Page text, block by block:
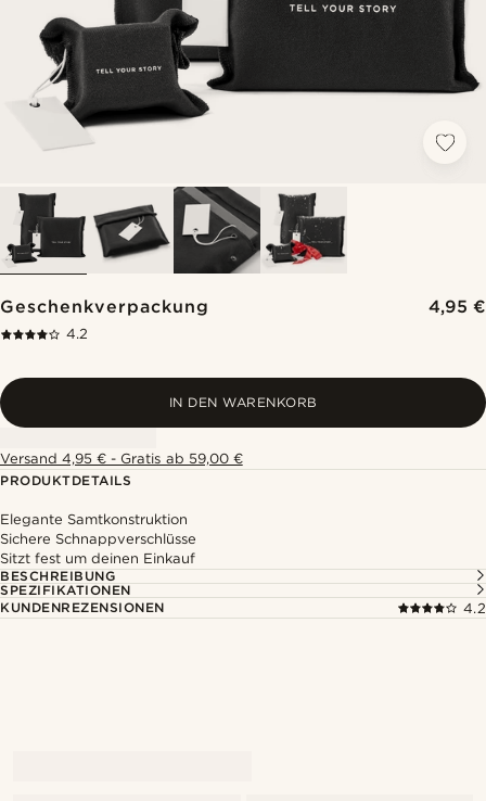
Geschenkverpackung 4,95 €
4.2
IN DEN WARENKORB
Versand 4,95 € - Gratis ab 59,00 €
PRODUKTDETAILS
Elegante Samtkonstruktion
Sichere Schnappverschlüsse
Sitzt fest um deinen Einkauf
BESCHREIBUNG
SPEZIFIKATIONEN
KUNDENREZENSIONEN
4.2